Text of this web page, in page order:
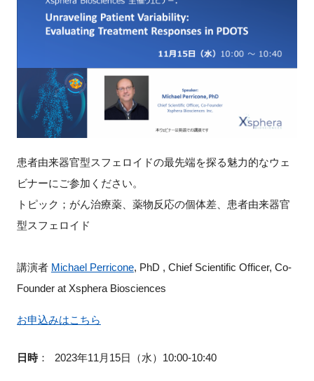
イベント
インタビュー・コラム
ニュース・掲示板
LINK-Jを知る
特別会員
施設・アクセス
FAQ
イベントお知らせメール登録
患者由来器官型スフェロイドの最先端を探る魅力的なウェ
ビナーにご参加ください。
トピック；がん治療薬、薬物反応の個体差、患者由来器官
型スフェロイド
講演者 Michael Perricone, PhD , Chief Scientific Officer, Co-
Founder at Xsphera Biosciences
お申込みはこちら
日時： 2023年11月15日（水）10:00-10:40